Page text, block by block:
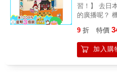
練兵。每道
偷學更多，
果，每一步
心的跨頁設
的部分，
▲日檢專攻：
明、例句，
【～は～で
的名詞為主
詞，中譯為
彼女は 学生
準 配合各
後，「我喜
愛、約會時
用頻率最高、
法】① 按照
各個情境，
而設定的。
習，輕鬆成
面涵蓋各種
理由、條件
力來畫出文
群」動起來
習！】 去日本旅遊時，你是否注意過各式場合
的廣播呢？
書！ 最貼近
知慾 旅行途中周遭的廣播你聽懂了多少呢？日
本從機場、
9 折 特價
加入購